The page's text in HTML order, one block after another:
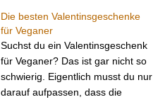
Die besten Valentinsgeschenke
für Veganer
Suchst du ein Valentinsgeschenk
für Veganer? Das ist gar nicht so
schwierig. Eigentlich musst du nur
darauf aufpassen, dass die